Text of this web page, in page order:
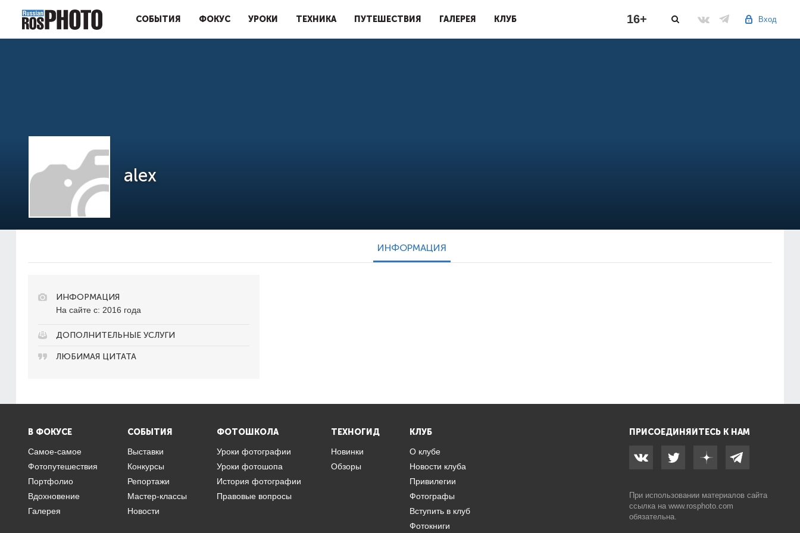
СОБЫТИЯ ФОКУС УРОКИ ТЕХНИКА ПУТЕШЕСТВИЯ ГАЛЕРЕЯ КЛУБ Вход
16+
alex
ИНФОРМАЦИЯ
ИНФОРМАЦИЯ
На сайте с: 2016 года
ДОПОЛНИТЕЛЬНЫЕ УСЛУГИ
ЛЮБИМАЯ ЦИТАТА
В ФОКУСЕ
Самое-самое
Фотопутешествия
Портфолио
Вдохновение
Галерея
СОБЫТИЯ
Выставки
Конкурсы
Репортажи
Мастер-классы
Новости
ФОТОШКОЛА
Уроки фотографии
Уроки фотошопа
История фотографии
Правовые вопросы
ТЕХНОГИД
Новинки
Обзоры
КЛУБ
О клубе
Новости клуба
Привилегии
Фотографы
Вступить в клуб
Фотокниги
ПРИСОЕДИНЯЙТЕСЬ К НАМ
При использовании материалов сайта
ссылка на www.rosphoto.com
обязательна.